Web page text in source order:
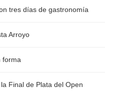
tres días de gastronomía
Arroyo
forma
Final de Plata del Open